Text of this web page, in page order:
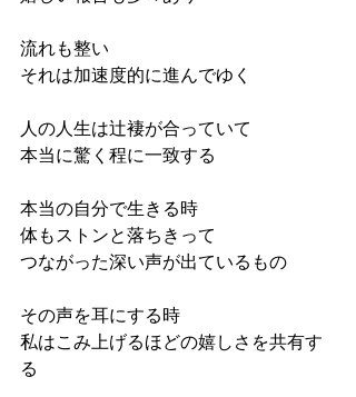
流れも整い
それは加速度的に進んでゆく
人の人生は辻褄が合っていて
本当に驚く程に一致する
本当の自分で生きる時
体もストンと落ちきって
つながった深い声が出ているもの
その声を耳にする時
私はこみ上げるほどの嬉しさを共有す
る